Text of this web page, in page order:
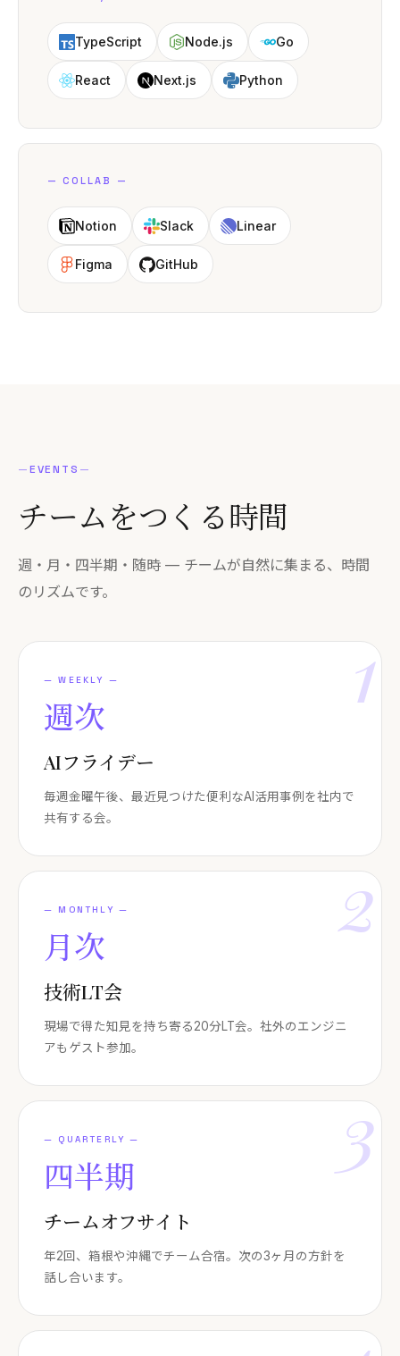
TypeScript Node.js Go
React Next.js Python
—COLLAB —
Notion Slack Linear
Figma GitHub
—EVENTS —
チームをつくる時間
週・月・四半期・随時 — チームが自然に集まる、時間
のリズムです。
1
—WEEKLY —
週次
AIフライデー
毎週金曜午後、最近見つけた便利なAI活用事例を社内で
共有する会。
2
— MONTHLY —
月次
技術LT会
現場で得た知見を持ち寄る20分LT会。社外のエンジニ
アもゲスト参加。
3
— QUARTERLY —
四半期
チームオフサイト
年2回、箱根や沖縄でチーム合宿。次の3ヶ月の方針を
話し合います。